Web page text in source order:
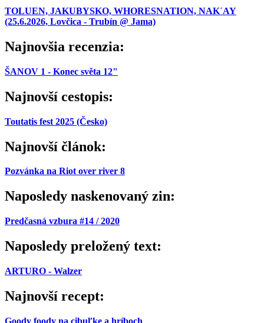
TOLUEN, JAKUBYSKO, WHORESNATION, NAK´AY
(25.6.2026, Lovčica - Trubín @ Jama)
Najnovšia recenzia:
ŠANOV 1 - Konec světa 12"
Najnovší cestopis:
Toutatis fest 2025 (Česko)
Najnovší článok:
Pozvánka na Riot over river 8
Naposledy naskenovaný zin:
Predčasná vzbura #14 / 2020
Naposledy preložený text:
ARTURO - Walzer
Najnovší recept:
Goody foody na cibuľke a hríboch